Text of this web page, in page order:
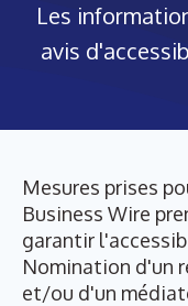
Les
avis
Mesures prises
Business Wire
garantir
Nomination d'un
et/ou d'un